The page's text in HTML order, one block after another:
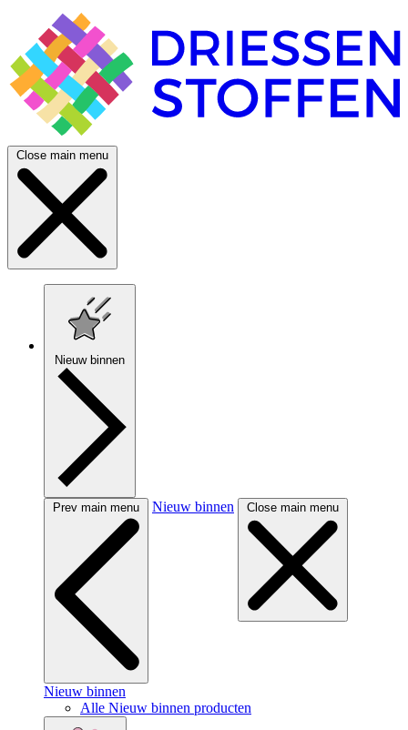
Close main menu
Nieuw binnen
Prev main menu Nieuw binnen Close main menu
Nieuw binnen
Alle Nieuw binnen producten